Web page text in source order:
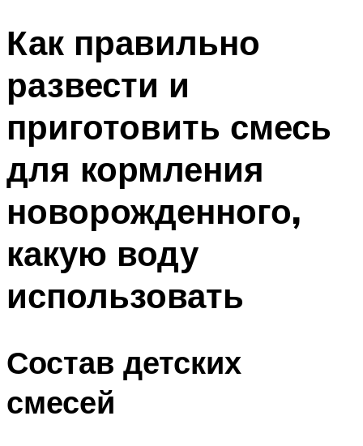
Как правильно
развести и
приготовить смесь
для кормления
новорожденного,
какую воду
использовать
Состав детских
смесей